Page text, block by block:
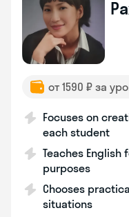
от 1590 ₽ за
Focuses on
each student
Teaches
purposes
Chooses
situations